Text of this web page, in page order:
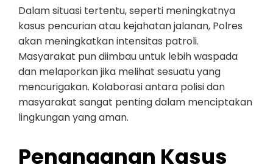
Dalam situasi tertentu, seperti meningkatnya
kasus pencurian atau kejahatan jalanan, Polres
akan meningkatkan intensitas patroli.
Masyarakat pun diimbau untuk lebih waspada
dan melaporkan jika melihat sesuatu yang
mencurigakan. Kolaborasi antara polisi dan
masyarakat sangat penting dalam menciptakan
lingkungan yang aman.
Penanganan Kasus